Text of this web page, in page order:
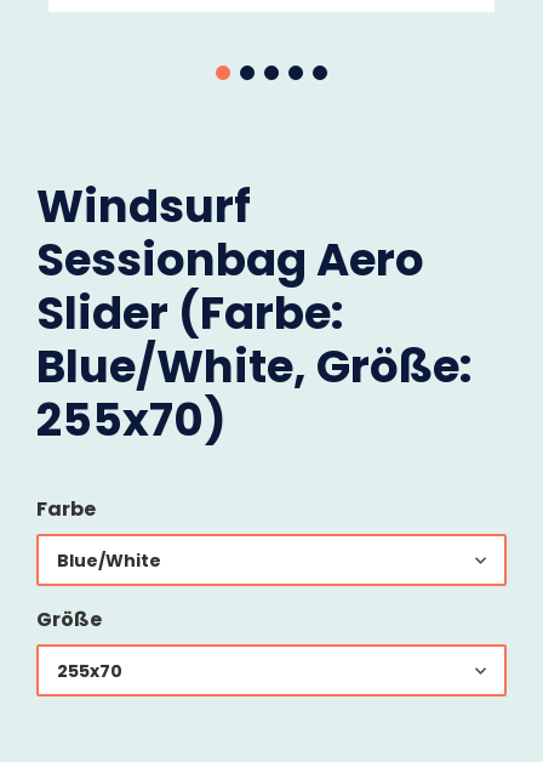
Windsurf
Sessionbag Aero
Slider (Farbe:
Blue/White, Größe:
255x70)
Farbe
Blue/White
Größe
255x70